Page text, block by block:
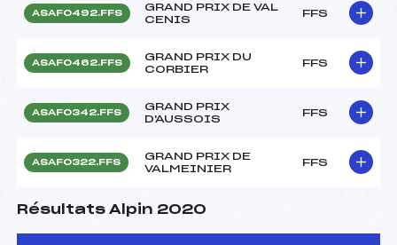
ASAF0492.FFS
GRAND PRIX DE VAL
CENIS
FFS
ASAF0462.FFS
GRAND PRIX DU
CORBIER
FFS
ASAF0342.FFS
GRAND PRIX
D'AUSSOIS
FFS
ASAF0322.FFS
GRAND PRIX DE
VALMEINIER
FFS
Résultats Alpin 2020